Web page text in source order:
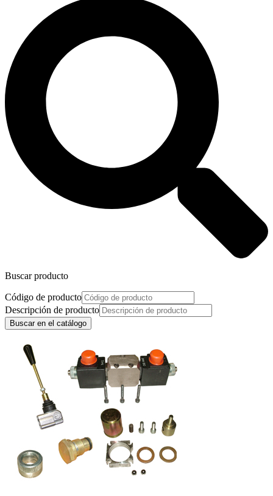
Buscar producto
Código de producto
Descripción de producto
Buscar en el catálogo